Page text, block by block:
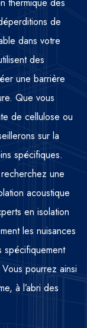
de
dans votre
des
une barrière
Que vous
de cellulose ou
sur la
spécifiques.
une
acoustique
en isolation
les nuisances
spécifiquement
pourrez ainsi
à l’abri des